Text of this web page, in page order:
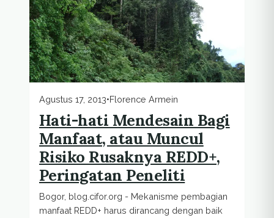
Agustus 17, 2013•Florence Armein
Hati-hati Mendesain Bagi
Manfaat, atau Muncul
Risiko Rusaknya REDD+,
Peringatan Peneliti
Bogor, blog.cifor.org - Mekanisme pembagian
manfaat REDD+ harus dirancang dengan baik